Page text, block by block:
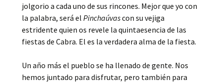
jolgorio a cada uno de sus rincones. Mejor que yo con
la palabra, será elPinchaúvascon su vejiga
estridente quien os revele la quintaesencia de las
fiestas de Cabra. El es la verdadera alma de la fiesta.
Un año más el pueblo se ha llenado de gente. Nos
hemos juntado para disfrutar, pero también para